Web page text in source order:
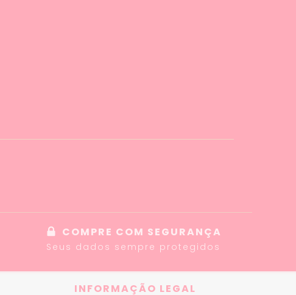
COMPRE COM SEGURANÇA
Seus dados sempre protegidos
INFORMAÇÃO LEGAL